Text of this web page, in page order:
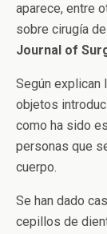
aparece, entre
sobre cirugía
Journal of
Según explican
objetos
como ha sido
personas que
cuerpo.
Se han dado
cepillos de